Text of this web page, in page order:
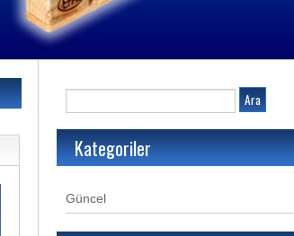
Kategoriler
Güncel